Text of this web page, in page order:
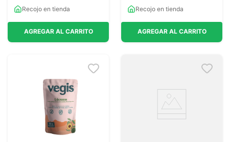
Recojo en tienda
AGREGAR AL CARRITO
Recojo en tienda
AGREGAR AL CARRITO